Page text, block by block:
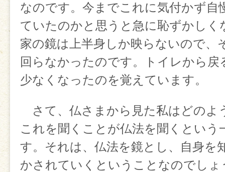
なのです。今までこれに気付かず自
ていたのかと思うと急に恥ずかしく
家の鏡は上半身しか映らないので、
回らなかったのです。トイレから戻
少なくなったのを覚えています。
さて、仏さまから見た私はどのよ
これを聞くことが仏法を聞くという
す。それは、仏法を鏡とし、自身を
かされていくということなのでしょ